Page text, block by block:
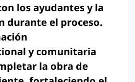
los ayudantes y la
durante el proceso.
y comunitaria
la obra de